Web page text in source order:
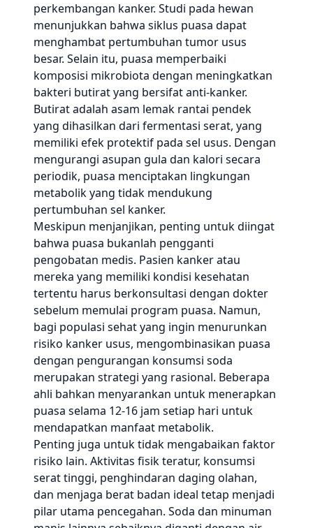
perkembangan kanker. Studi pada hewan
menunjukkan bahwa siklus puasa dapat
menghambat pertumbuhan tumor usus
besar. Selain itu, puasa memperbaiki
komposisi mikrobiota dengan meningkatkan
bakteri butirat yang bersifat anti-kanker.
Butirat adalah asam lemak rantai pendek
yang dihasilkan dari fermentasi serat, yang
memiliki efek protektif pada sel usus. Dengan
mengurangi asupan gula dan kalori secara
periodik, puasa menciptakan lingkungan
metabolik yang tidak mendukung
pertumbuhan sel kanker.
Meskipun menjanjikan, penting untuk diingat
bahwa puasa bukanlah pengganti
pengobatan medis. Pasien kanker atau
mereka yang memiliki kondisi kesehatan
tertentu harus berkonsultasi dengan dokter
sebelum memulai program puasa. Namun,
bagi populasi sehat yang ingin menurunkan
risiko kanker usus, mengombinasikan puasa
dengan pengurangan konsumsi soda
merupakan strategi yang rasional. Beberapa
ahli bahkan menyarankan untuk menerapkan
puasa selama 12-16 jam setiap hari untuk
mendapatkan manfaat metabolik.
Penting juga untuk tidak mengabaikan faktor
risiko lain. Aktivitas fisik teratur, konsumsi
serat tinggi, penghindaran daging olahan,
dan menjaga berat badan ideal tetap menjadi
pilar utama pencegahan. Soda dan minuman